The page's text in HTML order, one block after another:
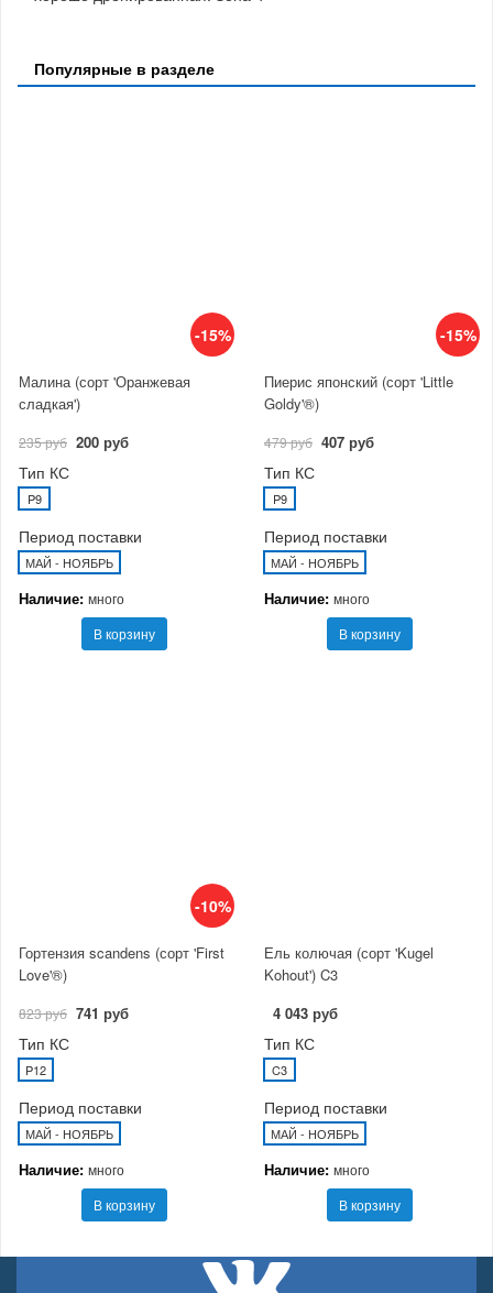
Популярные в разделе
-15%
Малина (сорт 'Оранжевая
сладкая')
235 руб 200 руб
Тип КС
P9
Период поставки
МАЙ - НОЯБРЬ
Наличие: много
В корзину
-15%
Пиерис японский (сорт 'Little
Goldy'®)
479 руб 407 руб
Тип КС
P9
Период поставки
МАЙ - НОЯБРЬ
Наличие: много
В корзину
-10%
Гортензия scandens (сорт 'First
Love'®)
823 руб 741 руб
Тип КС
P12
Период поставки
МАЙ - НОЯБРЬ
Наличие: много
В корзину
Ель колючая (сорт 'Kugel
Kohout') C3
4 043 руб
Тип КС
C3
Период поставки
МАЙ - НОЯБРЬ
Наличие: много
В корзину